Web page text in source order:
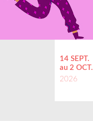
14 SEPT.
au 2 OCT.
2026